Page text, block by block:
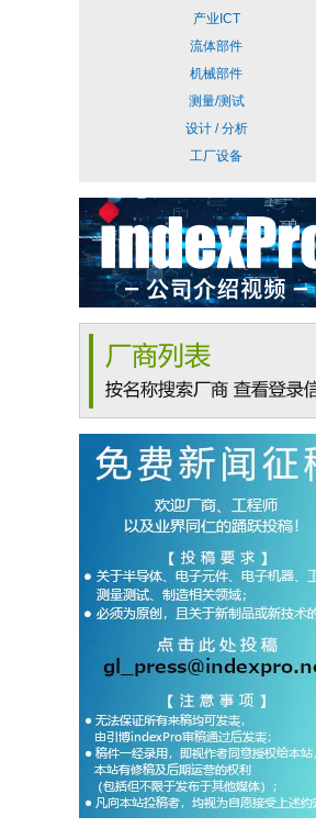
产业ICT
流体部件
机械部件
测量/测试
设计 / 分析
工厂设备